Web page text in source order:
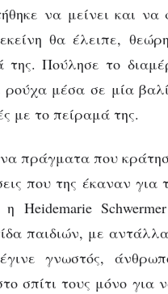
να μείνει και να
θα έλειπε,
της. Πούλησε το
ρούχα μέσα σε μία
με το πείραμά της.
πράγματα που
που της έκαναν για
Heidemarie
παιδιών, με
γνωστός,
σπίτι τους μόνο για